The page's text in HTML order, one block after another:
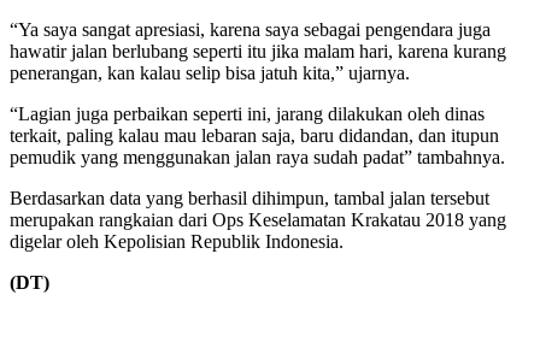
“Ya saya sangat apresiasi, karena saya sebagai pengendara juga
hawatir jalan berlubang seperti itu jika malam hari, karena kurang
penerangan, kan kalau selip bisa jatuh kita,” ujarnya.
“Lagian juga perbaikan seperti ini, jarang dilakukan oleh dinas
terkait, paling kalau mau lebaran saja, baru didandan, dan itupun
pemudik yang menggunakan jalan raya sudah padat” tambahnya.
Berdasarkan data yang berhasil dihimpun, tambal jalan tersebut
merupakan rangkaian dari Ops Keselamatan Krakatau 2018 yang
digelar oleh Kepolisian Republik Indonesia.
(DT)